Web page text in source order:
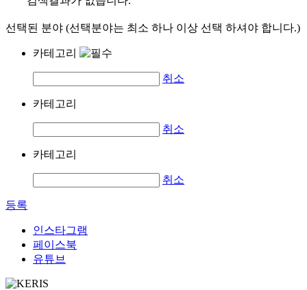
선택된 분야 (선택분야는 최소 하나 이상 선택 하셔야 합니다.)
카테고리
취소
카테고리
취소
카테고리
취소
등록
인스타그램
페이스북
유튜브